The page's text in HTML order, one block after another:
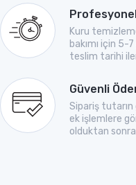
Kuru
bakımı için
teslim tarihi
Güvenli
Sipariş tutarın
ek işlemlere
olduktan